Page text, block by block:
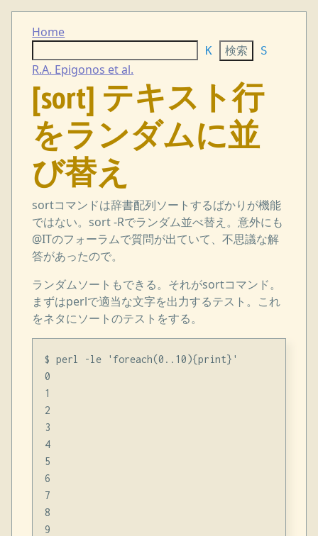
Home
K S
R.A. Epigonos et al.
[sort] テキスト行
をランダムに並
び替え
sortコマンドは辞書配列ソートするばかりが機能
ではない。sort -Rでランダム並べ替え。意外にも
@ITのフォーラムで質問が出ていて、不思議な解
答があったので。
ランダムソートもできる。それがsortコマンド。
まずはperlで適当な文字を出力するテスト。これ
をネタにソートのテストをする。
$ perl -le 'foreach(0..10){print}'
0
1
2
3
4
5
6
7
8
9